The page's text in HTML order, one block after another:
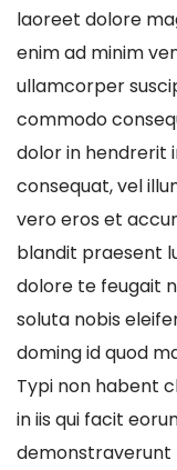
laoreet dolore
enim ad minim
ullamcorper
commodo
dolor in hendrerit
consequat, vel
vero eros et
blandit praesent
dolore te feugait
soluta nobis
doming id quod
Typi non habent
in iis qui facit
demonstraverunt